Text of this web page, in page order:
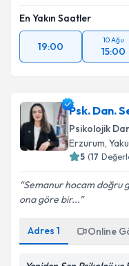
En Yakın Saatler
19:00
10 Ağu
15:00
Psk. Dan.
Psikolojik
Erzurum,
5 (17
Semanur hocam doğru
ona göre bir...
Adres 1 Online